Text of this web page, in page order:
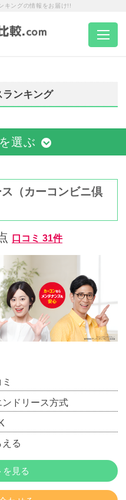
キングの情報をお届け!!
ランキング
選ぶ
（カーコンビニ倶
口コミ 31件
ドリース方式
る
を見る